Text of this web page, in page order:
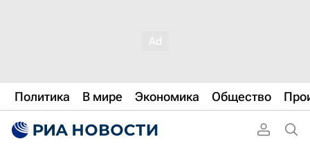
Политика В мире Экономика Общество